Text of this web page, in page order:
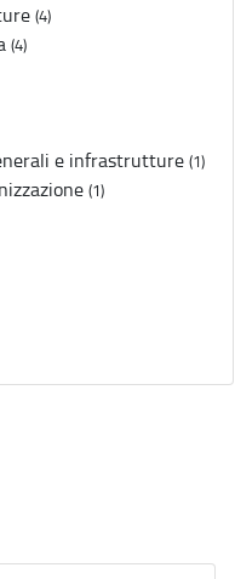
(4)
(4)
e infrastrutture (1)
(1)